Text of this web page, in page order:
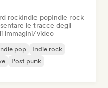
rockIndie popIndie rock
le tracce degli
immagini/video
pop
Indie rock
Post punk